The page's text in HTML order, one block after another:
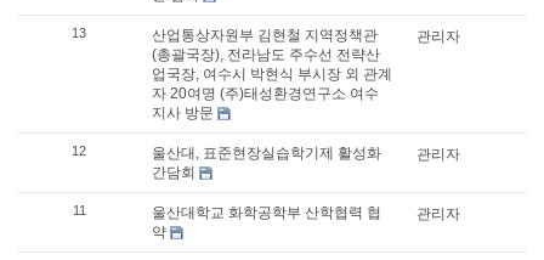
13
산업통상자원부 김현철 지역정책관
(총괄국장), 전라남도 주수선 전략산
업국장, 여수시 박현식 부시장 외 관계
자 20여명 (주)태성환경연구소 여수
지사 방문
관리자
12
울산대, 표준현장실습학기제 활성화
간담회
관리자
11
울산대학교 화학공학부 산학협력 협
약
관리자